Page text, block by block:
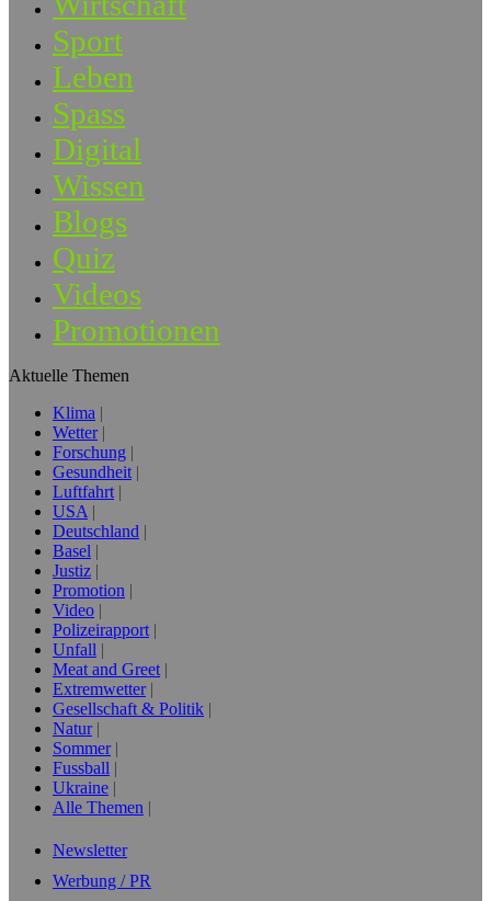
Sport
Leben
Spass
Digital
Wissen
Blogs
Quiz
Videos
Promotionen
Aktuelle Themen
Klima
Wetter
Forschung
Gesundheit
Luftfahrt
USA
Deutschland
Basel
Justiz
Promotion
Video
Polizeirapport
Unfall
Meat and Greet
Extremwetter
Gesellschaft & Politik
Natur
Sommer
Fussball
Ukraine
Alle Themen
Newsletter
Werbung / PR